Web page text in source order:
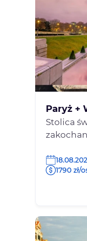
Paryż +
Stolica
1790 zł/